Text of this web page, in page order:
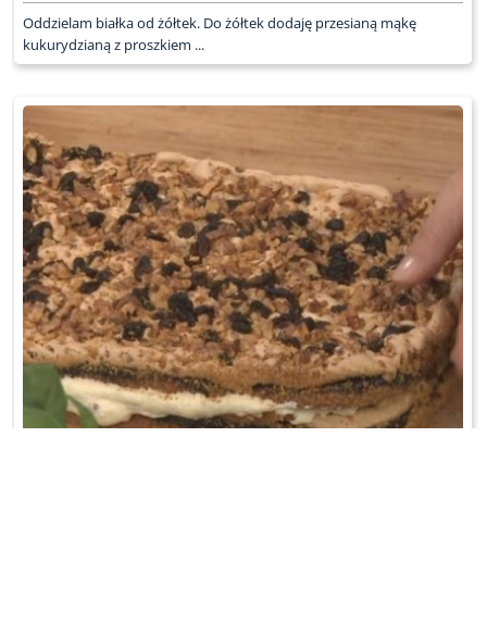
Oddzielam białka od żółtek. Do żółtek dodaję przesianą mąkę
kukurydzianą z proszkiem ...